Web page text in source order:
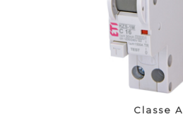
Classe A